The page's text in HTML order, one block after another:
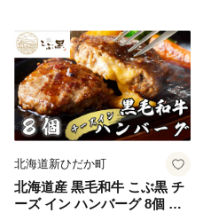
北海道新ひだか町
北海道産 黒毛和牛 こぶ黒 チ
ーズ イン ハンバーグ 8個 【